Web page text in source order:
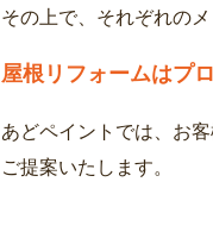
その上で、それぞれの
屋根リフォームはプ
あどペイントでは、お
ご提案いたします。